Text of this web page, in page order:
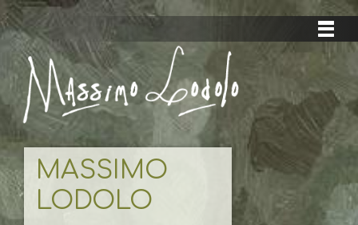
MASSIMO
LODOLO